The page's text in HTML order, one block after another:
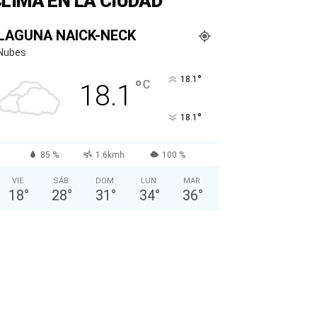
NAICK-NECK
18.1 °C 18.1 °
18.1 °
85 % 1.6kmh 100 %
VIE
18°
SÁB
28°
DOM
31 °
LUN
34°
MAR
36°